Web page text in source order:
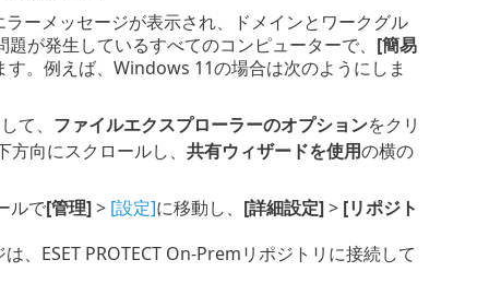
ラーメッセージが表示され、ドメインとワークグル
が発生しているすべてのコンピューターで、 [簡易
す。例えば、Windows 11の場合は次のようにしま
て、 ファイルエクスプローラーのオプションをクリ
向にスクロールし、 共有ウィザードを使用の横の
ルで[管理]> [設定]に移動し、 [詳細設定]> [リポジト
、ESET PROTECT On-Premリポジトリに接続して